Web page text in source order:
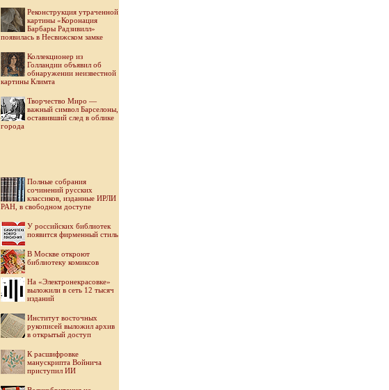
Реконструкция утраченной
картины «Коронация
Барбары Радзивилл»
появилась в Несвижском замке
Коллекционер из
Голландии объявил об
обнаружении неизвестной
картины Климта
Творчество Миро —
важный символ Барселоны,
оставивший след в облике
города
Полные собрания
сочинений русских
классиков, изданные ИРЛИ
РАН, в свободном доступе
У российских библиотек
появится фирменный стиль
В Москве откроют
библиотеку комиксов
На «Электронекрасовке»
выложили в сеть 12 тысяч
изданий
Институт восточных
рукописей выложил архив
в открытый доступ
К расшифровке
манускрипта Войнича
приступил ИИ